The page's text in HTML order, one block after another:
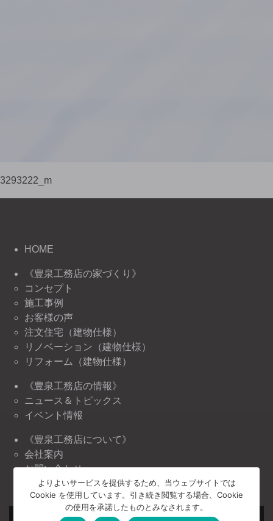
3293222_m
HOME
《豊泉工務店の家づくり》
コンセプト
施工事例
お客様の声
注文住宅（建物仕様）
リノベーション（建物仕様）
リフォーム（建物仕様）
《豊泉工務店の情報》
ニュース＆トピックス
イベント情報
《豊泉工務店について》
会社案内
お問い合わせ
プライバシーポリシー
よりよいサービスを提供するため、当ウェブサイトでは
Cookie を使用しています。引き続き閲覧する場合、Cookie
の使用を承諾したものとみなされます。